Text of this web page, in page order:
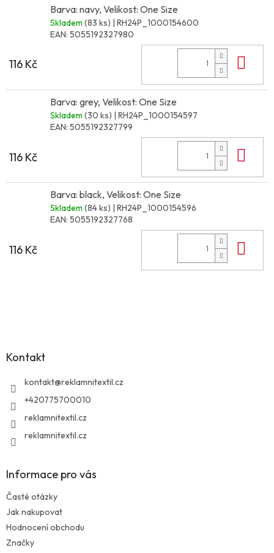
Barva: navy, Velikost: One Size
Skladem (83 ks) | RH24P_1000154600
EAN: 5055192327980
116 Kč
Barva: grey, Velikost: One Size
Skladem (30 ks) | RH24P_1000154597
EAN: 5055192327799
116 Kč
Barva: black, Velikost: One Size
Skladem (84 ks) | RH24P_1000154596
EAN: 5055192327768
116 Kč
Kontakt
kontakt@reklamnitextil.cz
+420775700010
reklamnitextil.cz
reklamnitextil.cz
Informace pro vás
Časté otázky
Jak nakupovat
Hodnocení obchodu
Značky